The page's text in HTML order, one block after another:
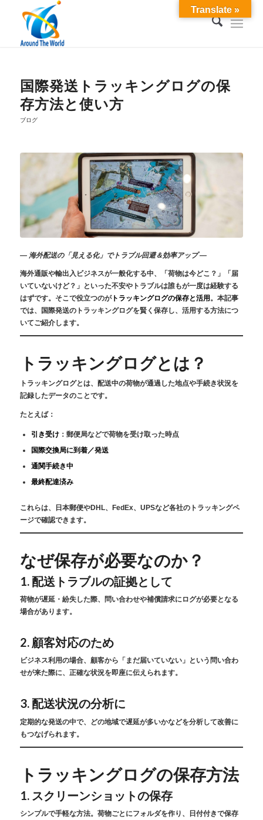
国際発送トラッキングログの保
存方法と使い方
ブログ
— 海外配送の「見える化」でトラブル回避＆効率アップ —
海外通販や輸出入ビジネスが一般化する中、「荷物は今どこ？」「届
いていないけど？」といった不安やトラブルは誰もが一度は経験する
はずです。そこで役立つのがトラッキングログの保存と活用 。本記事
では、国際発送のトラッキングログを賢く保存し、活用する方法につ
いてご紹介します。
トラッキングログとは？
トラッキングログとは、配送中の荷物が通過した地点や手続き状況を
記録したデータのことです。
たとえば：
引き受け：郵便局などで荷物を受け取った時点
国際交換局に到着／発送
通関手続き中
最終配達済み
これらは、日本郵便やDHL、FedEx、UPSなど各社のトラッキングペ
ージで確認できます。
なぜ保存が必要なのか？
1.配送トラブルの証拠として
荷物が遅延・紛失した際、問い合わせや補償請求にログが必要となる
場合があります。
2. 顧客対応のため
ビジネス利用の場合、顧客から「まだ届いていない」という問い合わ
せが来た際に、正確な状況を即座に伝えられます。
3.配送状況の分析に
定期的な発送の中で、どの地域で遅延が多いかなどを分析して改善に
もつなげられます。
トラッキングログの保存方法
1. スクリーンショットの保存
シンプルで手軽な方法。荷物ごとにフォルダを作り、日付付きで保存
Translate »